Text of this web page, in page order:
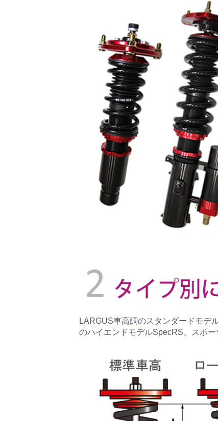
LARGUS車高調のスタンダードモデ
のハイエンドモデルSpecRS、スポ